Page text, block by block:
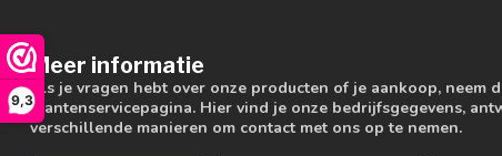
9,3
Meer informatie
Als je vragen hebt over onze producten of je aankoop, neem
klantenservicepagina. Hier vind je onze bedrijfsgegevens,
verschillende manieren om contact met ons op te nemen.